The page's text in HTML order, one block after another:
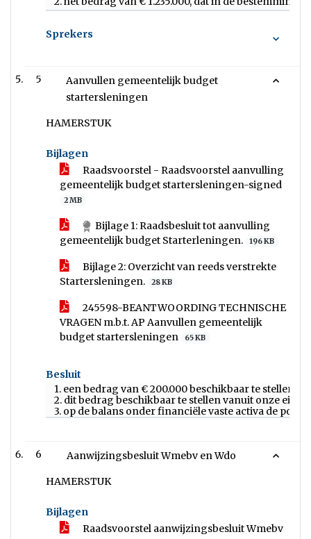
Sprekers
5
Aanvullen gemeentelijk budget
startersleningen
HAMERSTUK
Bijlagen
Raadsvoorstel - Raadsvoorstel aanvulling
gemeentelijk budget startersleningen-signed
2 MB
Bijlage 1: Raadsbesluit tot aanvulling
gemeentelijk budget Starterleningen.
196 KB
Bijlage 2: Overzicht van reeds verstrekte
Startersleningen.
28 KB
245598-BEANTWOORDING TECHNISCHE
VRAGEN m.b.t. AP Aanvullen gemeentelijk
budget startersleningen
65 KB
Besluit
1. een bedrag van € 200.000 beschikbaar te stellen
2. dit bedrag beschikbaar te stellen vanuit onze
3. op de balans onder financiële vaste activa de
6 Aanwijzingsbesluit Wmebv en Wdo
HAMERSTUK
Bijlagen
Raadsvoorstel aanwijzingsbesluit Wmebv